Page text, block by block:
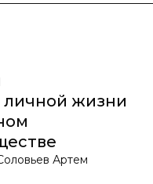
личной жизни
Артем